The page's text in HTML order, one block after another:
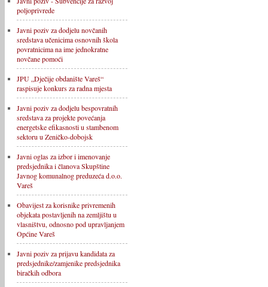
poljoprivrede
Javni poziv za dodjelu novčanih
sredstava učenicima osnovnih škola
povratnicima na ime jednokratne
novčane pomoći
JPU „Dječije obdanište Vareš“
raspisuje konkurs za radna mjesta
Javni poziv za dodjelu bespovratnih
sredstava za projekte povećanja
energetske efikasnosti u stambenom
sektoru u Zeničko-dobojsk
Javni oglas za izbor i imenovanje
predsjednika i članova Skupštine
Javnog komunalnog preduzeća d.o.o.
Vareš
Obavijest za korisnike privremenih
objekata postavljenih na zemljištu u
vlasništvu, odnosno pod upravljanjem
Općine Vareš
Javni poziv za prijavu kandidata za
predsjednike/zamjenike predsjednika
biračkih odbora